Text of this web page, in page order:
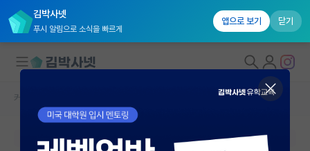
김박사넷
푸시 알림으로 소식을 빠르게
앱으로 보기 닫기
대학원생 모집
국내대학원 정보
커뮤니티 홈
본문이 수정되지 않는 박제글입니다.